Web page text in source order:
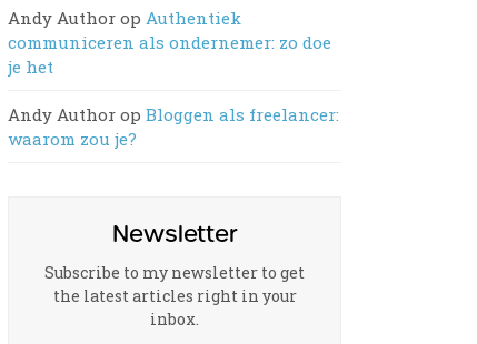
Andy Author op Authentiek
communiceren als ondernemer: zo doe
je het
Andy Author op Bloggen als freelancer:
waarom zou je?
Newsletter
Subscribe to my newsletter to get
the latest articles right in your
inbox.